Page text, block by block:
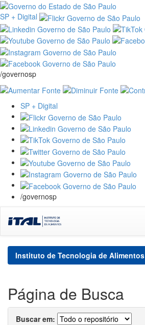
SP + Digital
/governosp
SP + Digital
/governosp
navigation
Instituto de Tecnologia de Alimentos
Página de Busca
Buscar em: